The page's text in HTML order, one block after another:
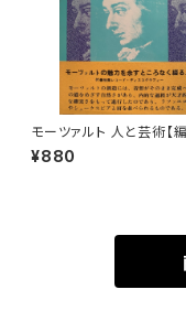
モーツァルト 人と芸術【
楽現代】出版社：芸術現代
和51年
¥880